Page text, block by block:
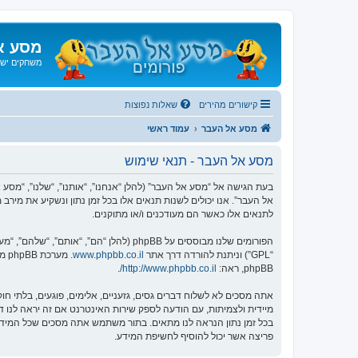
מסע
משחקים
קישורים מהירים שאלות נפוצות
מסע אל העבר עמוד ראשי
מסע אל העבר - תנאי שימוש
אל העבר”. אנו יכולים לשנות תנאים אלו בכל זמן נתון ונשקיע את
לתנאים אלו כאשר הם מעודכנים ו/או מתוקנים.
הפורומים שלנו מבוססים על phpBB (להלן “הם”, “אותם”, “שלהם”, “מערכת phpBB”, “www.phpbb.co.il”, “קבוצת phpBB”, “צוות phpBB הישראלי”) אשר הינה מערכת בולטיין המשוחררת תחת הסכם “
“GPL”) וניתנת להורדה דרך אתר
www.phpbb.co.il
phpBB, ראה:
http://www.phpbb.co.il/
.
אתה מסכים לא לשלוח דברים גסים, גזעניים, אלימים, פוגעים,
פריצה אשר יכול להוסיף לחשיפת המידע.